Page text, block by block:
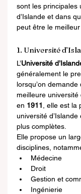
sont les principales
d’Islande et dans
peut être le meilleur
1. Université
L’Université
généralement le
lorsqu’on demande
meilleure université
en 1911
, elle est
université d’Islande
plus complètes.
Elle propose un
disciplines,
Médecine
Droit
Gestion et
Ingénierie